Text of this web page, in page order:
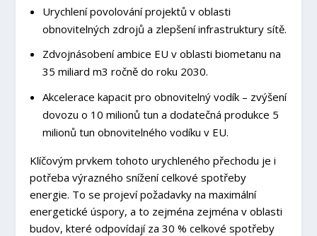
Urychlení povolování projektů v oblasti
obnovitelných zdrojů a zlepšení infrastruktury sítě.
Zdvojnásobení ambice EU v oblasti biometanu na
35 miliard m3 ročně do roku 2030.
Akcelerace kapacit pro obnovitelný vodík – zvýšení
dovozu o 10 milionů tun a dodatečná produkce 5
milionů tun obnovitelného vodíku v EU.
Klíčovým prvkem tohoto urychleného přechodu je i
potřeba výrazného snížení celkové spotřeby
energie. To se projeví požadavky na maximální
energetické úspory, a to zejména zejména v oblasti
budov, které odpovídají za 30 % celkové spotřeby